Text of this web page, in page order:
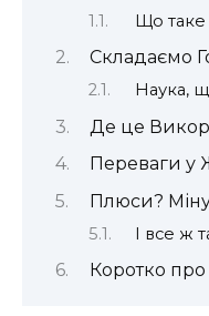
Що
Складаємо
Наука,
Де це
Переваги у
Плюси?
І все ж
Коротко